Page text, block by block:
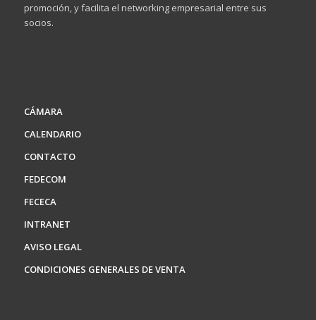
promoción, y facilita el networking empresarial entre sus
socios.
CÁMARA
CALENDARIO
CONTACTO
FEDECOM
FECECA
INTRANET
AVISO LEGAL
CONDICIONES GENERALES DE VENTA